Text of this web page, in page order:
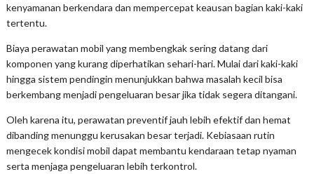
kenyamanan berkendara dan mempercepat keausan bagian kaki-kaki
tertentu.
Biaya perawatan mobil yang membengkak sering datang dari
komponen yang kurang diperhatikan sehari-hari. Mulai dari kaki-kaki
hingga sistem pendingin menunjukkan bahwa masalah kecil bisa
berkembang menjadi pengeluaran besar jika tidak segera ditangani.
Oleh karena itu, perawatan preventif jauh lebih efektif dan hemat
dibanding menunggu kerusakan besar terjadi. Kebiasaan rutin
mengecek kondisi mobil dapat membantu kendaraan tetap nyaman
serta menjaga pengeluaran lebih terkontrol.